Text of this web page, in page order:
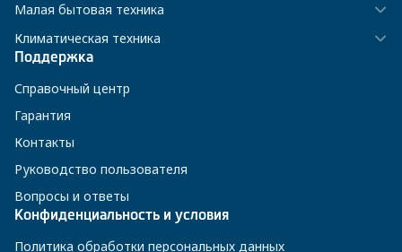
Малая бытовая техника
Климатическая техника
Поддержка
Справочный центр
Гарантия
Контакты
Руководство пользователя
Вопросы и ответы
Конфиденциальность и условия
Политика обработки персональных данных